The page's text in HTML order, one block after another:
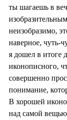
ты шагаешь в
неизобразимо,
наверное, чуть-
я дошел в итоге
иконописного,
совершенно
понимание,
В хорошей
над самой